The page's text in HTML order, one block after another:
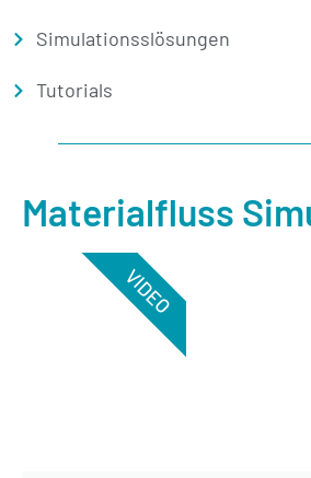
Simulationsslösungen
Tutorials
Materialfluss
VIDEO